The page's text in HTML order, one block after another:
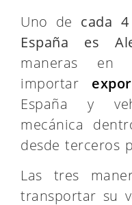
Uno decada
España es
maneras en las
exportar
vehículos de
de la zona
países.
Las tres
transportar su